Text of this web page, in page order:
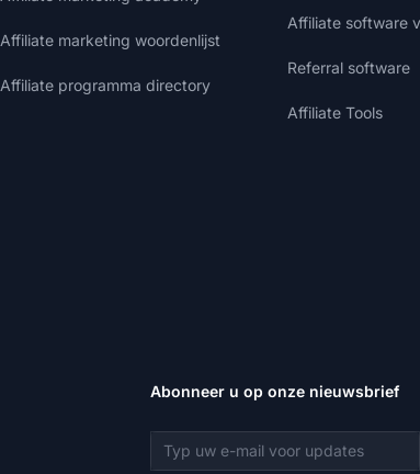
Affiliate marketing woordenlijst
Affiliate programma directory
Affiliate software
Referral software
Affiliate Tools
Abonneer u op onze nieuwsbrief
E-mailadres